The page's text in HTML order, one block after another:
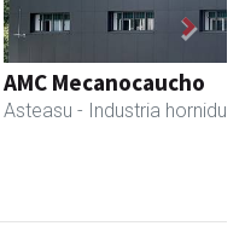
Next